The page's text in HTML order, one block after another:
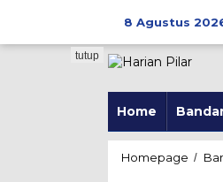
8 Agustus
Home
tutup
Homepage /